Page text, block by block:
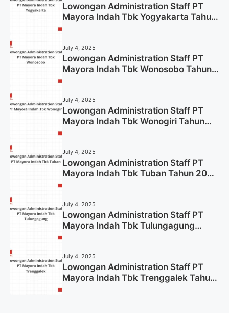
Lowongan Administration Staff PT
Mayora Indah Tbk Yogyakarta Tahun
July 4, 2025
Lowongan Administration Staff PT
Mayora Indah Tbk Wonosobo Tahun
July 4, 2025
Lowongan Administration Staff PT
Mayora Indah Tbk Wonogiri Tahun
July 4, 2025
Lowongan Administration Staff PT
Mayora Indah Tbk Tuban Tahun 2025
July 4, 2025
Lowongan Administration Staff PT
Mayora Indah Tbk Tulungagung
July 4, 2025
Lowongan Administration Staff PT
Mayora Indah Tbk Trenggalek Tahun